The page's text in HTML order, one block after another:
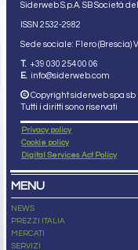
Siderweb S.p.A. SB Società
ISSN 2532-2982
Sede sociale: Flero (Brescia)
T. +39 030 254 00 06
E. info@siderweb.com
Copyright siderweb spa sb
Tutti i diritti sono riservati
Privacy policy
Cookie policy
Digital Services Act Policy
MENU
NEWS
PREZZI ITALIA
MERCATI
SERVIZI